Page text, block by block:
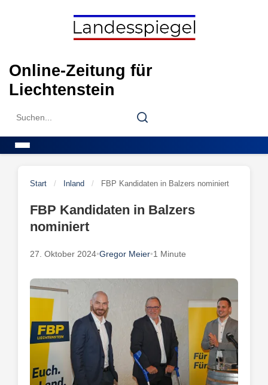
Online-Zeitung für
Liechtenstein
Search
Search
Start / Inland / FBP Kandidaten in Balzers nominiert
FBP Kandidaten in Balzers
nominiert
27. Oktober 2024•Gregor Meier•1 Minute